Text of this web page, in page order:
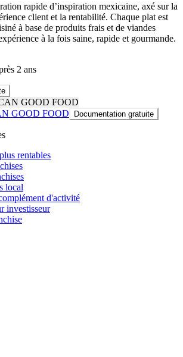
rapide d’inspiration mexicaine, axé sur la
client et la rentabilité. Chaque plat est
à base de produits frais et de viandes
à la fois saine, rapide et gourmande.
2 ans
GOOD FOOD Documentation gratuite
rentables
local
d'activité
investisseur